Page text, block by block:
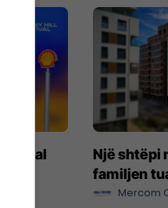
it
Një shtëpi
familjen
Mercom